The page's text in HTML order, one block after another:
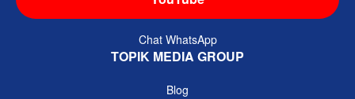
Chat WhatsApp
TOPIK MEDIA GROUP
Blog